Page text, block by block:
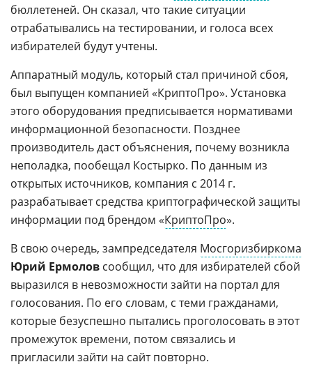
бюллетеней. Он сказал, что такие ситуации
отрабатывались на тестировании, и голоса всех
избирателей будут учтены.
Аппаратный модуль, который стал причиной сбоя,
был выпущен компанией «КриптоПро». Установка
этого оборудования предписывается нормативами
информационной безопасности. Позднее
производитель даст объяснения, почему возникла
неполадка, пообещал Костырко. По данным из
открытых источников, компания с 2014 г.
разрабатывает средства криптографической защиты
информации под брендом «КриптоПро».
В свою очередь, зампредседателя Мосгоризбиркома
Юрий Ермолов сообщил, что для избирателей сбой
выразился в невозможности зайти на портал для
голосования. По его словам, с теми гражданами,
которые безуспешно пытались проголосовать в этот
промежуток времени, потом связались и
пригласили зайти на сайт повторно.